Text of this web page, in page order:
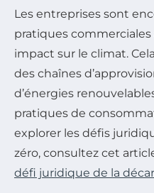
Les entreprises sont
pratiques
impact sur le climat.
des chaînes
d’énergies
pratiques de
explorer les défis
zéro, consultez cet
défi juridique de la